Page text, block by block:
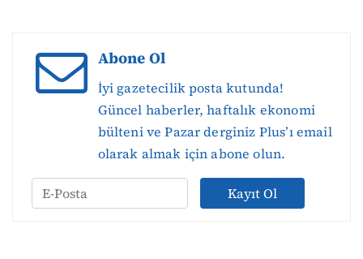
Abone Ol
İyi gazetecilik posta kutunda!
Güncel haberler, haftalık ekonomi
bülteni ve Pazar derginiz Plus’ı email
olarak almak için abone olun.
Kayıt Ol